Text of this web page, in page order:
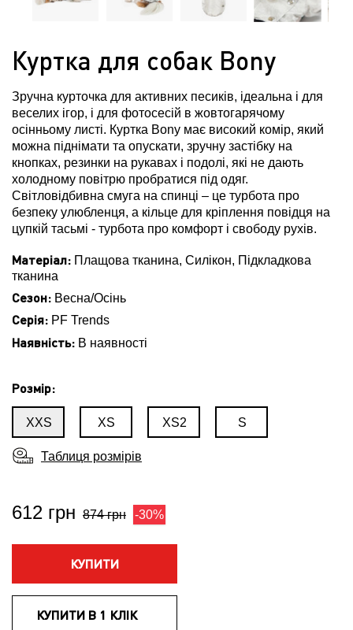
Куртка для собак Bony
Зручна курточка для активних песиків, ідеальна і для
веселих ігор, і для фотосесій в жовтогарячому
осінньому листі. Куртка Bony має високий комір, який
можна піднімати та опускати, зручну застібку на
кнопках, резинки на рукавах і подолі, які не дають
холодному повітрю пробратися під одяг.
Світловідбивна смуга на спинці – це турбота про
безпеку улюбленця, а кільце для кріплення повідця на
цупкій тасьмі - турбота про комфорт і свободу рухів.
Матеріал: Плащова тканина, Силікон, Підкладкова
тканина
Сезон: Весна/Осінь
Серія: PF Trends
Наявність: В наявності
Розмір:
XXS XS XS2 S
Таблиця розмірів
612 грн 874 грн -30%
КУПИТИ
КУПИТИ В 1 КЛІК